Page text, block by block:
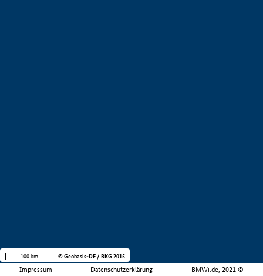
Impressum Datenschutzerklärung BMWi.de, 2021 ©
100 km © Geobasis-DE / BKG 2015